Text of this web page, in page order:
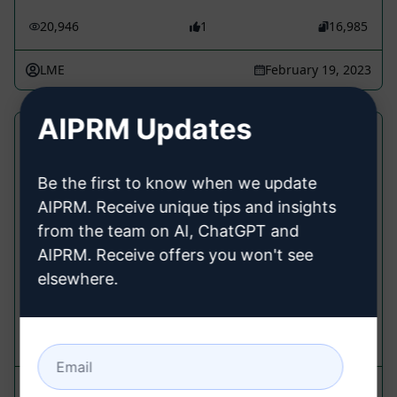
20,946 1 16,985
LME February 19, 2023
Boeiende LinkedIn-berichtinhoud met
Marketing Prompts
Maak SEO-vriendelijke, menselijk geschreven
LinkedIn-bericht met 'Emojies & 10 gerelateerde
Hashtags'. 100% origineel en vrij van plagiaat.
16,649 1 11,131
MiniDreams June 20, 2023
AIPRM Updates
Be the first to know when we update
AIPRM. Receive unique tips and insights
from the team on AI, ChatGPT and
AIPRM. Receive offers you won't see
elsewhere.